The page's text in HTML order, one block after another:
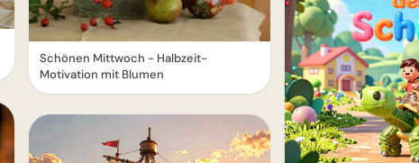
Schönen Mittwoch - Halbzeit-
Motivation mit Blumen